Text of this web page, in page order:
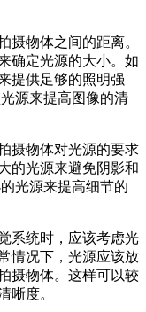
摄物体之间的距离。
确定光源的大小。如
提供足够的照明强
源来提高图像的清
摄物体对光源的要求
的光源来避免阴影和
光源来提高细节的
系统时，应该考虑光
情况下，光源应该放
摄物体。这样可以较
晰度。